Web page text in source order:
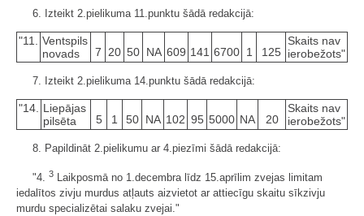
6. Izteikt 2.pielikuma 11.punktu šādā redakcijā:
"11.
Ventspils
novads
7 20 50 NA 609 141 6700 1 125
Skaits nav
ierobežots"
7. Izteikt 2.pielikuma 14.punktu šādā redakcijā:
"14.
Liepājas
pilsēta
5 1 50 NA 102 95 5000 NA 20
Skaits nav
ierobežots"
8. Papildināt 2.pielikumu ar 4.piezīmi šādā redakcijā:
"4. 3 Laikposmā no 1.decembra līdz 15.aprīlim zvejas limitam
iedalītos zivju murdus atļauts aizvietot ar attiecīgu skaitu sīkzivju
murdu specializētai salaku zvejai."